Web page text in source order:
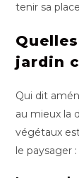
tenir sa
jardin
Qui dit
au mieux la
végétaux
le paysager :